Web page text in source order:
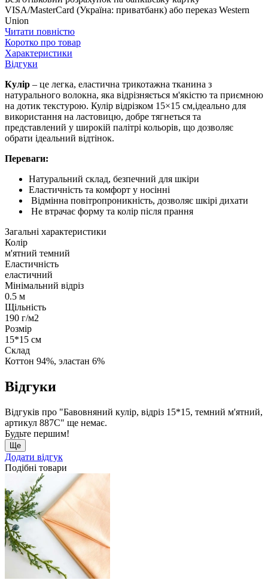
VISA/MasterCard (Україна: приватбанк) або переказ Western
Union
Читати повністю
Коротко про товар
Характеристики
Відгуки
Кулір – це легка, еластична трикотажна тканина з
натурального волокна, яка відрізняється м'якістю та приємною
на дотик текстурою. Кулір відрізком 15×15 см,ідеально для
використання на ластовицю, добре тягнеться та
представлений у широкій палітрі кольорів, що дозволяє
обрати ідеальний відтінок.
Переваги:
Натуральний склад, безпечний для шкіри
Еластичність та комфорт у носінні
Відмінна повітропроникність, дозволяє шкірі дихати
Не втрачає форму та колір після прання
Загальні характеристики
Колір
м'ятний темний
Еластичність
еластичний
Мінімальний відріз
0.5 м
Щільність
190 г/м2
Розмір
15*15 см
Склад
Коттон 94%, эластан 6%
Відгуки
Відгуків про "Бавовняний кулір, відріз 15*15, темний м'ятний,
артикул 887С" ще немає.
Будьте першим!
Ще
Додати відгук
Подібні товари